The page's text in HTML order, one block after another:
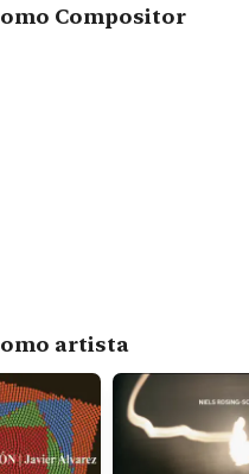
Compositor
artista